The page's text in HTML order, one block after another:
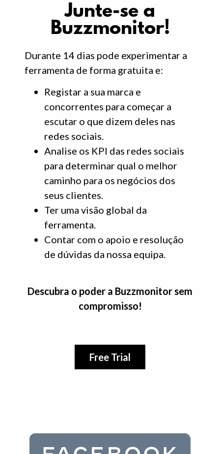
Junte-se a
Buzzmonitor!
Durante 14 dias pode experimentar a
ferramenta de forma gratuita e:
Registar a sua marca e
concorrentes para começar a
escutar o que dizem deles nas
redes sociais.
Analise os KPI das redes sociais
para determinar qual o melhor
caminho para os negócios dos
seus clientes.
Ter uma visão global da
ferramenta.
Contar com o apoio e resolução
de dúvidas da nossa equipa.
Descubra o poder a Buzzmonitor sem
compromisso!
Free Trial